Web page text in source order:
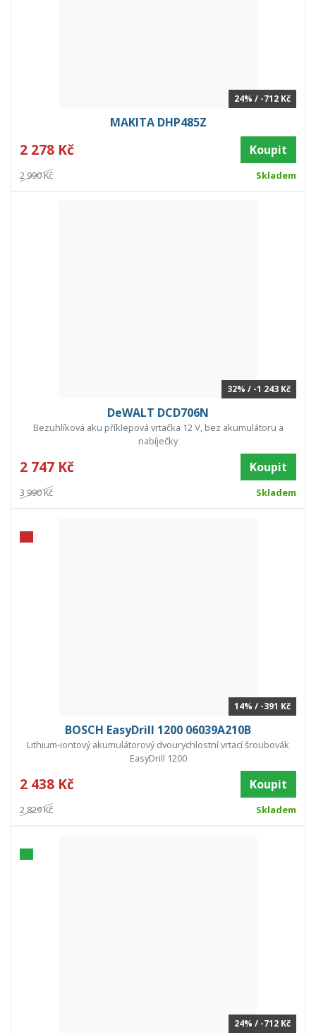
24% / -712 Kč
MAKITA DHP485Z
2 278 Kč Koupit
2 990 Kč Skladem
32% / -1 243 Kč
DeWALT DCD706N
Bezuhlíková aku příklepová vrtačka 12 V, bez akumulátoru a
nabíječky
2 747 Kč Koupit
3 990 Kč Skladem
14% / -391 Kč
BOSCH EasyDrill 1200 06039A210B
Lithium-iontový akumulátorový dvourychlostní vrtací šroubovák
EasyDrill 1200
2 438 Kč Koupit
2 829 Kč Skladem
24% / -712 Kč